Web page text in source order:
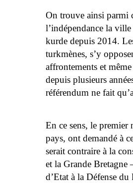
On trouve ainsi parmi
l’indépendance la
kurde depuis 2014.
turkmènes, s’y
affrontements et
depuis plusieurs
référendum ne fait
En ce sens, le
pays, ont demandé à
serait contraire à la
et la Grande Bretagne
d’Etat à la Défense